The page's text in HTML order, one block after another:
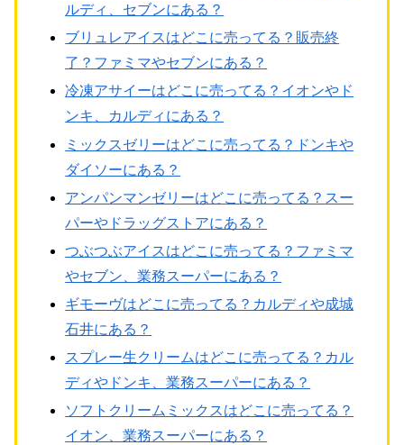
ルディ、セブンにある？
ブリュレアイスはどこに売ってる？販売終
了？ファミマやセブンにある？
冷凍アサイーはどこに売ってる？イオンやド
ンキ、カルディにある？
ミックスゼリーはどこに売ってる？ドンキや
ダイソーにある？
アンパンマンゼリーはどこに売ってる？スー
パーやドラッグストアにある？
つぶつぶアイスはどこに売ってる？ファミマ
やセブン、業務スーパーにある？
ギモーヴはどこに売ってる？カルディや成城
石井にある？
スプレー生クリームはどこに売ってる？カル
ディやドンキ、業務スーパーにある？
ソフトクリームミックスはどこに売ってる？
イオン、業務スーパーにある？